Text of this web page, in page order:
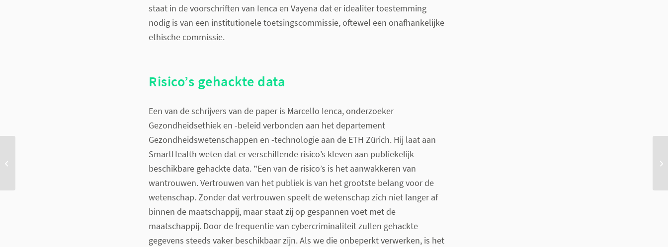
staat in de voorschriften van Ienca en Vayena dat er idealiter toestemming
nodig is van een institutionele toetsingscommissie, oftewel een onafhankelijke
ethische commissie.
Risico’s gehackte data
Een van de schrijvers van de paper is Marcello Ienca, onderzoeker
Gezondheidsethiek en -beleid verbonden aan het departement
Gezondheidswetenschappen en -technologie aan de ETH Zürich. Hij laat aan
SmartHealth weten dat er verschillende risico’s kleven aan publiekelijk
beschikbare gehackte data. ‟Een van de risico’s is het aanwakkeren van
wantrouwen. Vertrouwen van het publiek is van het grootste belang voor de
wetenschap. Zonder dat vertrouwen speelt de wetenschap zich niet langer af
binnen de maatschappij, maar staat zij op gespannen voet met de
maatschappij. Door de frequentie van cybercriminaliteit zullen gehackte
gegevens steeds vaker beschikbaar zijn. Als we die onbeperkt verwerken, is het